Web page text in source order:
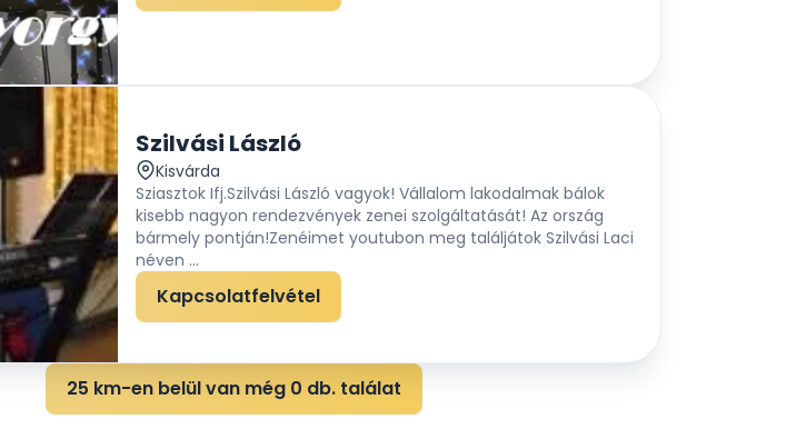
Szilvási László
Kisvárda
Sziasztok Ifj.Szilvási László vagyok! Vállalom lakodalmak bálok
kisebb nagyon rendezvények zenei szolgáltatását! Az ország
bármely pontján!Zenéimet youtubon meg találjátok Szilvási Laci
néven ...
Kapcsolatfelvétel
25 km-en belül van még 0 db. találat